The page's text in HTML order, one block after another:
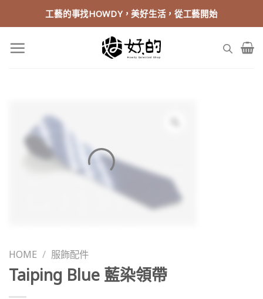
to
content
工藝的事找HOWDY，美好生活，從工藝開始
HOME / 服飾配件
Taiping Blue 藍染領帶